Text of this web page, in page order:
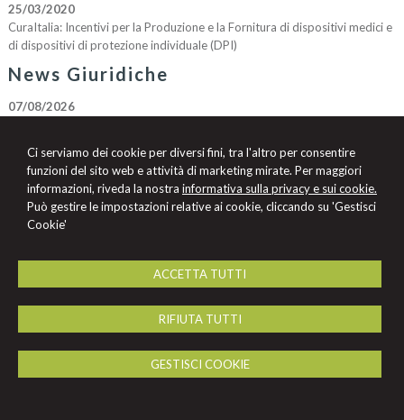
Ci serviamo dei cookie per diversi fini, tra l'altro per consentire
funzioni del sito web e attività di marketing mirate. Per maggiori
informazioni, riveda la nostra informativa sulla privacy e sui cookie.
Può gestire le impostazioni relative ai cookie, cliccando su 'Gestisci
Cookie'
ACCETTA TUTTI
RIFIUTA TUTTI
GESTISCI COOKIE
25/03/2020
CuraItalia: Incentivi per la Produzione e la Fornitura di dispositivi medici e
di dispositivi di protezione individuale (DPI)
News Giuridiche
07/08/2026
07/08/2026
AI Act: ok definitivo ai decreti su governance e attività di polizia. Il Cdm
vara la riforma del sistema 231
07/08/2026
Avv. Gaspare Celesia
Via G. Cusmano n.4 -Palermo90141,PA
0917480735